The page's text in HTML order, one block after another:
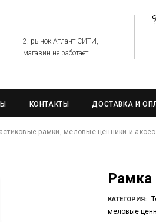
2. рынок Атлант СИТИ,
магазин не работает
КОНТАКТЫ ДОСТАВКА И
рамки, меловые ценники и
КАТЕГОРИЯ:
меловые